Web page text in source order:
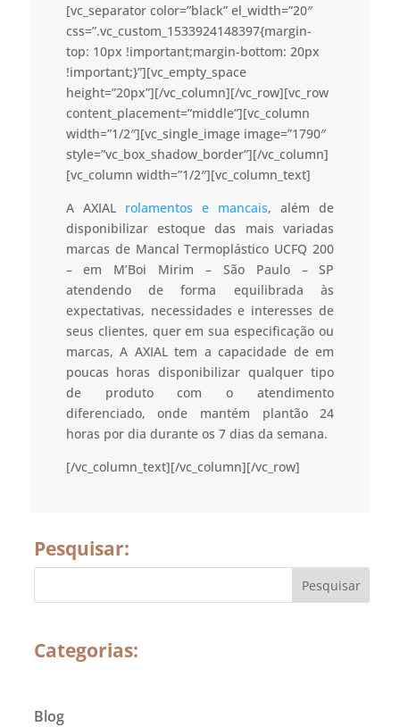
[vc_separator color=”black” el_width=”20″
css=”.vc_custom_1533924148397{margin-
top: 10px !important;margin-bottom: 20px
!important;}”][vc_empty_space
height=”20px”][/vc_column][/vc_row][vc_row
content_placement=”middle”][vc_column
width=”1/2″][vc_single_image image=”1790″
style=”vc_box_shadow_border”][/vc_column]
[vc_column width=”1/2″][vc_column_text]
A AXIAL rolamentos e mancais, além de
disponibilizar estoque das mais variadas
marcas de Mancal Termoplástico UCFQ 200
– em M’Boi Mirim – São Paulo – SP
atendendo de forma equilibrada às
expectativas, necessidades e interesses de
seus clientes, quer em sua especificação ou
marcas, A AXIAL tem a capacidade de em
poucas horas disponibilizar qualquer tipo
de produto com o atendimento
diferenciado, onde mantém plantão 24
horas por dia durante os 7 dias da semana.
[/vc_column_text][/vc_column][/vc_row]
Pesquisar:
Categorias:
Blog